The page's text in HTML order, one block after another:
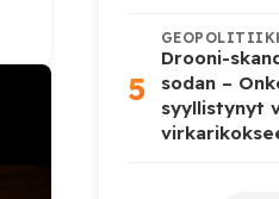
5
Drooni-
sodan –
syyllistynyt